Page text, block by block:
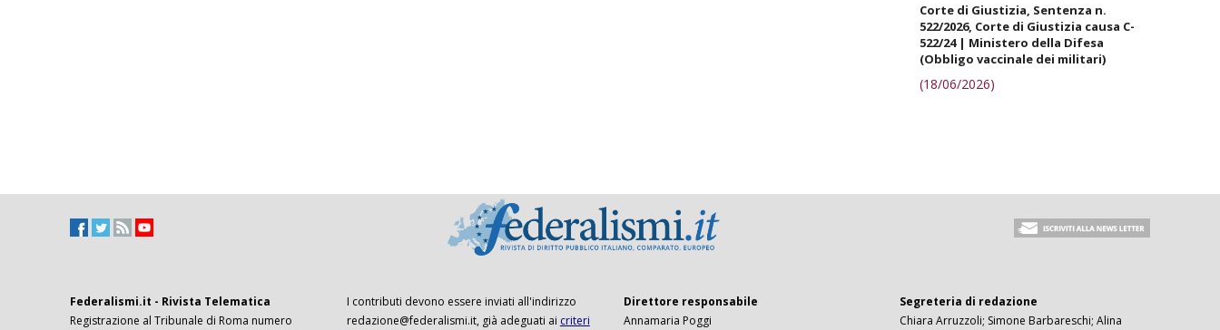
Corte di Giustizia, Sentenza n.
522/2026, Corte di Giustizia causa C-
522/24 | Ministero della Difesa
(Obbligo vaccinale dei militari)
(18/06/2026)
Federalismi.it - Rivista Telematica
Registrazione al Tribunale di Roma numero
I contributi devono essere inviati all'indirizzo
redazione@federalismi.it, già adeguati ai criteri
Direttore responsabile
Annamaria Poggi
Segreteria di redazione
Chiara Arruzzoli; Simone Barbareschi; Alina